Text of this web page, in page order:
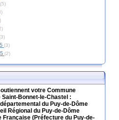
(5)
(3)
(2)
votre Commune
Saint-Bonnet-le-Chastel :
du Puy-de-Dôme
Régional du Puy-de-Dôme
Française (Préfecture du Puy-de-